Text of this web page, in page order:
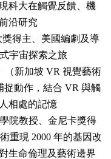
科大在觸覺反饋、機
沿研究
獎得主、美國編劇及導
宇宙探索之旅
（新加坡 VR 視覺藝術
動作，結合 VR 與觸
相處的記憶
院教授、金尼卡獎得
重現 2000 年的基因改
生命倫理及藝術邊界